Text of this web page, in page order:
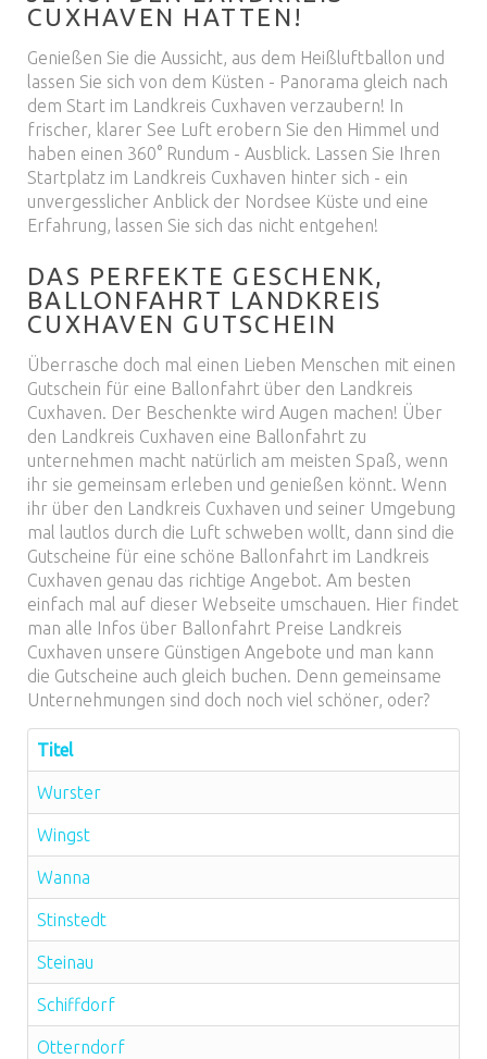
CUXHAVEN HATTEN!
Genießen Sie die Aussicht, aus dem Heißluftballon und
lassen Sie sich von dem Küsten - Panorama gleich nach
dem Start im Landkreis Cuxhaven verzaubern! In
frischer, klarer See Luft erobern Sie den Himmel und
haben einen 360° Rundum - Ausblick. Lassen Sie Ihren
Startplatz im Landkreis Cuxhaven hinter sich - ein
unvergesslicher Anblick der Nordsee Küste und eine
Erfahrung, lassen Sie sich das nicht entgehen!
DAS PERFEKTE GESCHENK,
BALLONFAHRT LANDKREIS
CUXHAVEN GUTSCHEIN
Überrasche doch mal einen Lieben Menschen mit einen
Gutschein für eine Ballonfahrt über den Landkreis
Cuxhaven. Der Beschenkte wird Augen machen! Über
den Landkreis Cuxhaven eine Ballonfahrt zu
unternehmen macht natürlich am meisten Spaß, wenn
ihr sie gemeinsam erleben und genießen könnt. Wenn
ihr über den Landkreis Cuxhaven und seiner Umgebung
mal lautlos durch die Luft schweben wollt, dann sind die
Gutscheine für eine schöne Ballonfahrt im Landkreis
Cuxhaven genau das richtige Angebot. Am besten
einfach mal auf dieser Webseite umschauen. Hier findet
man alle Infos über Ballonfahrt Preise Landkreis
Cuxhaven unsere Günstigen Angebote und man kann
die Gutscheine auch gleich buchen. Denn gemeinsame
Unternehmungen sind doch noch viel schöner, oder?
Titel
Wurster
Wingst
Wanna
Stinstedt
Steinau
Schiffdorf
Otterndorf